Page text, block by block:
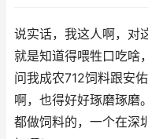
说实话，我这人啊，对
就是知道得喂牲口吃啥
问我成农712饲料跟安
啊，也得好好琢磨琢磨
都做饲料的，一个在深